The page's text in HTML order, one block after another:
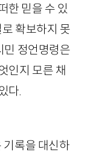
한 믿을 수 있
로 확보하지 못
민 정언명령은
인지 모른 채
다.
기록을 대신하